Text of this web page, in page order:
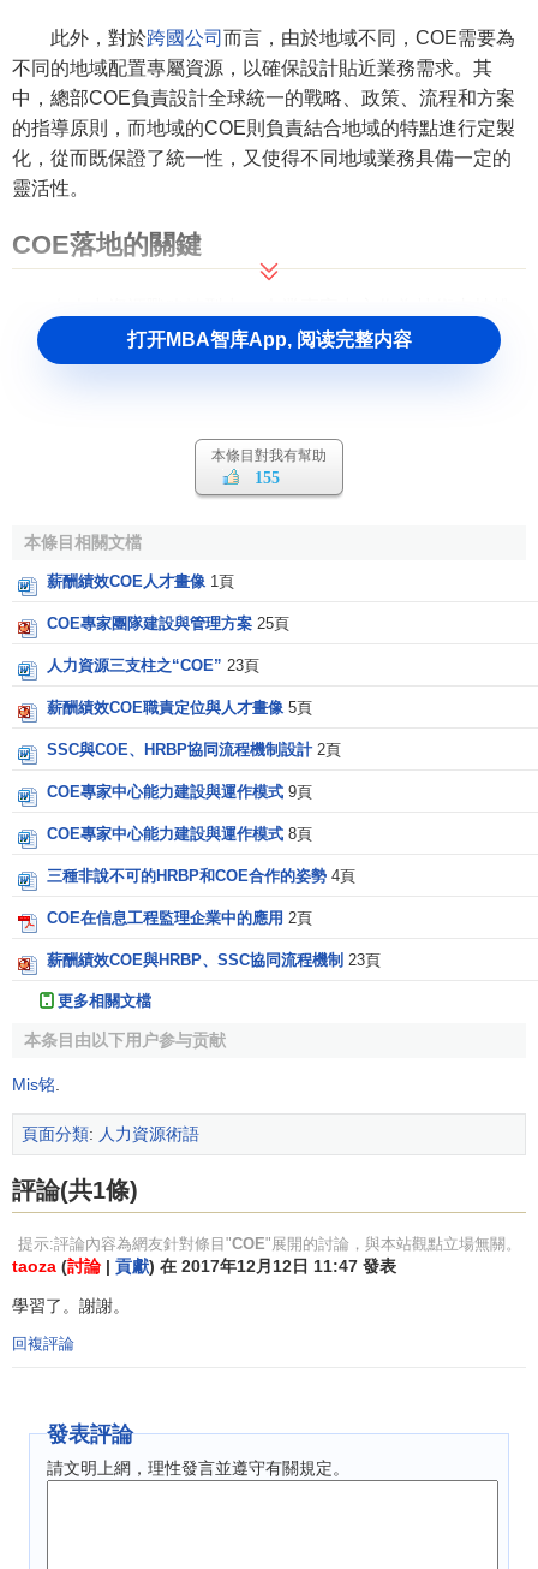
此外，對於跨國公司 而言，由於地域不同，COE需要為
不同的地域配置專屬資源，以確保設計貼近業務需求。其
中，總部COE負責設計全球統一的戰略、政策、流程和方案
的指導原則，而地域的COE則負責結合地域的特點進行定製
化，從而既保證了統一性，又使得不同地域業務具備一定的
靈活性。
COE落地的關鍵
演者重要角色，是人力資源戰略伙伴成功實施的重要組成部
分。怡安翰威特大中華區人力資源轉型業務線咨詢總監
第一、COE和HR BP（人力資源業務伙伴）形成溝通閉
對公司的影響廣泛而深遠，如果COE和HR
者應當把溝通變成習慣，並將幾個關鍵溝通節點流程化，形
年度計劃時，和HR BP共同完成規劃；
設計時，將HR BP提出的需求作為重要的輸入；
實施時，指導HR BP進行推廣；
運作一段時間後，尋求HR BP的反饋，從而作為改進的
重要輸入；
第二、COE能力的提升：對於大部分中國企業而言，人
力資源團隊中通才居多，專才不足。為了快速提升COE團隊
COE專家、同領先的顧問公司合作、選拔有設計經驗的專才
加以培養。除了專業技能，COE還需要在管控、政策、流
程、方案及IT應用等硬體系統方面進行綜合改進。
第三、COE資源共用
每個
COE，而不會在更低層級的組織設置COE，因此COE資源需
機制，才能使得資源使用最大化。
打开MBA智库App, 阅读完整内容
本條目對我有幫助
155
本條目相關文檔
薪酬績效COE人才畫像 1頁
COE專家團隊建設與管理方案 25頁
人力資源三支柱之“COE” 23頁
薪酬績效COE職責定位與人才畫像 5頁
SSC與COE、HRBP協同流程機制設計 2頁
COE專家中心能力建設與運作模式 9頁
COE專家中心能力建設與運作模式 8頁
三種非說不可的HRBP和COE合作的姿勢 4頁
COE在信息工程監理企業中的應用 2頁
薪酬績效COE與HRBP、SSC協同流程機制 23頁
更多相關文檔
本条目由以下用户参与贡献
Mis铭
頁面分類: 人力資源術語
評論(共1條)
提示:評論內容為網友針對條目"COE"展開的討論，與本站觀點立場無關。
taoza (討論 | 貢獻) 在 2017年12月12日 11:47 發表
學習了。謝謝。
回複評論
發表評論
請文明上網，理性發言並遵守有關規定。